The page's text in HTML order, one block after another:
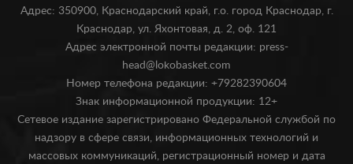
Адрес: 350900, Краснодарский край, г.о. город Краснодар, г.
Краснодар, ул. Яхонтовая, д. 2, оф. 121
Адрес электронной почты редакции: press-
head@lokobasket.com
Номер телефона редакции: +79282390604
Знак информационной продукции: 12+
Сетевое издание зарегистрировано Федеральной службой по
надзору в сфере связи, информационных технологий и
массовых коммуникаций, регистрационный номер и дата